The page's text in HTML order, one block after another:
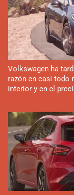
Volkswagen ha
razón en casi todo
interior y en el